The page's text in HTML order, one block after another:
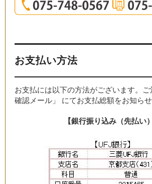
お支払い方法
お支払には以下の方法がございます。
確認メール」 にてお支払総額をお知らせ
【銀行振り込み（先払い）